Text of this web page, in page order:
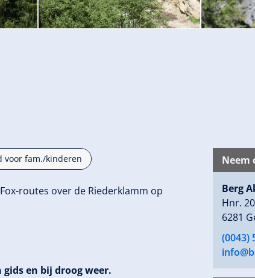
voor fam./kinderen
routes over de Riederklamm op
en bij droog weer.
Neem
Berg
Hnr.
6281
(0043)